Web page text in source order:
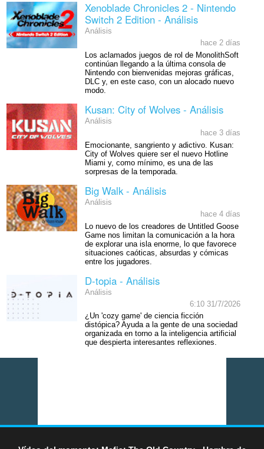
Xenoblade Chronicles 2 - Nintendo
Switch 2 Edition - Análisis
Análisis
hace 2 días
Los aclamados juegos de rol de MonolithSoft
continúan llegando a la última consola de
Nintendo con bienvenidas mejoras gráficas,
DLC y, en este caso, con un alocado nuevo
modo.
Kusan: City of Wolves - Análisis
Análisis
hace 3 días
Emocionante, sangriento y adictivo. Kusan:
City of Wolves quiere ser el nuevo Hotline
Miami y, como mínimo, es una de las
sorpresas de la temporada.
Big Walk - Análisis
Análisis
hace 4 días
Lo nuevo de los creadores de Untitled Goose
Game nos limitan la comunicación a la hora
de explorar una isla enorme, lo que favorece
situaciones caóticas, absurdas y cómicas
entre los jugadores.
D-topia - Análisis
Análisis
6:10 31/7/2026
¿Un 'cozy game' de ciencia ficción
distópica? Ayuda a la gente de una sociedad
organizada en torno a la inteligencia artificial
que despierta interesantes reflexiones.